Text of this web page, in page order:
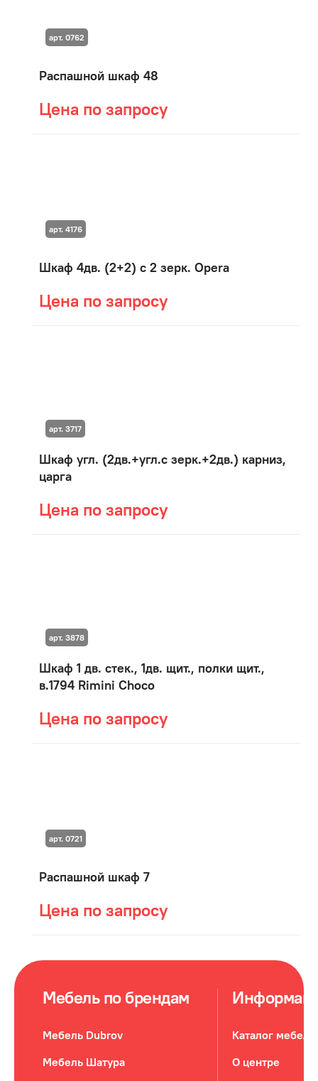
Распашной шкаф 48
Цена по запросу
арт. 0762
Шкаф 4дв. (2+2) с 2 зерк. Opera
Цена по запросу
арт. 4176
Шкаф угл. (2дв.+угл.с зерк.+2дв.) карниз,
царга
Цена по запросу
арт. 3717
Шкаф 1 дв. стек., 1дв. щит., полки щит.,
в.1794 Rimini Choco
Цена по запросу
арт. 3878
Распашной шкаф 7
Цена по запросу
арт. 0721
Мебель по брендам
Мебель Dubrov
Мебель Шатура
Каталог мебели
О центре